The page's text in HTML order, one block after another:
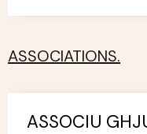
ASSOCIATIONS.
ASSOCIU